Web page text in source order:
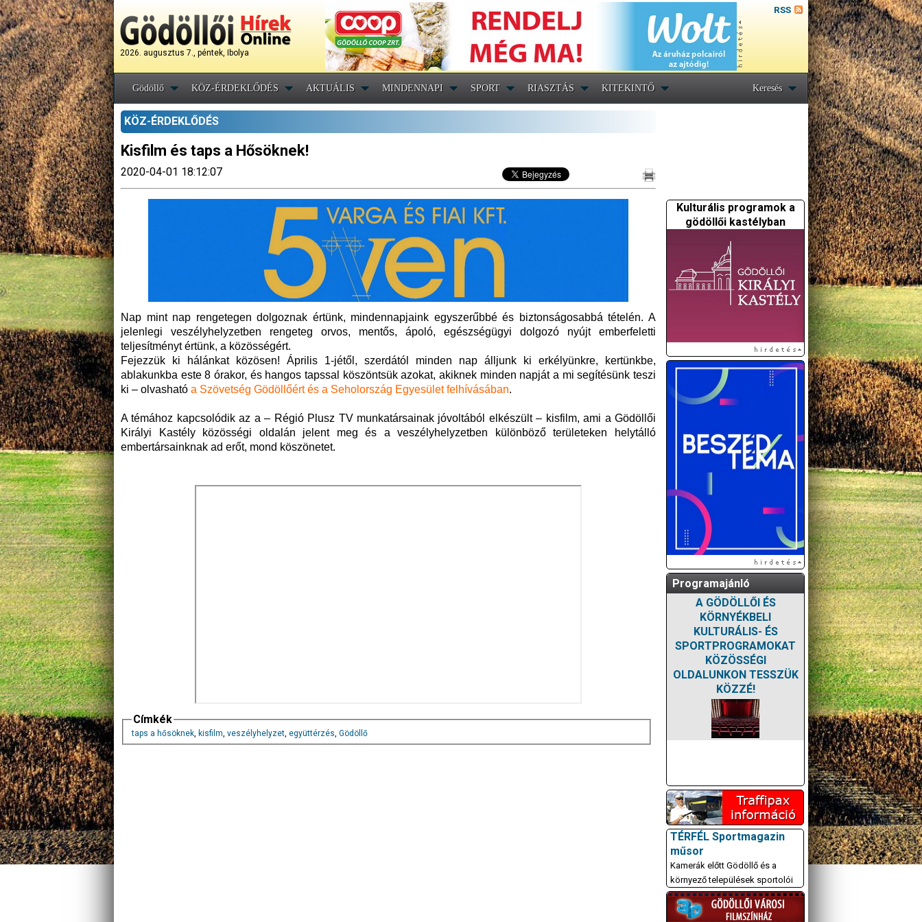
2026. augusztus 7., péntek, Ibolya
RSS
Gödöllő KÖZ-ÉRDEKLŐDÉS AKTUÁLIS MINDENNAPI SPORT RIASZTÁS KITEKINTŐ Keresés
KÖZ-ÉRDEKLŐDÉS
Kisfilm és taps a Hősöknek!
2020-04-01 18:12:07
Nap mint nap rengetegen dolgoznak értünk, mindennapjaink egyszerűbbé és biztonságosabbá tételén. A
jelenlegi veszélyhelyzetben rengeteg orvos, mentős, ápoló, egészségügyi dolgozó nyújt emberfeletti
teljesítményt értünk, a közösségért.
Fejezzük ki hálánkat közösen! Április 1-jétől, szerdától minden nap álljunk ki erkélyünkre, kertünkbe,
ablakunkba este 8 órakor, és hangos tapssal köszöntsük azokat, akiknek minden napját a mi segítésünk teszi
ki – olvasható a Szövetség Gödöllőért és a Seholország Egyesület felhívásában.
A témához kapcsolódik az a – Régió Plusz TV munkatársainak jóvoltából elkészült – kisfilm, ami a Gödöllői
Királyi Kastély közösségi oldalán jelent meg és a veszélyhelyzetben különböző területeken helytálló
embertársainknak ad erőt, mond köszönetet.
Címkék
taps a hősöknek, kisfilm, veszélyhelyzet, együttérzés, Gödöllő
Kulturális programok a
gödöllői kastélyban
Programajánló
A GÖDÖLLŐI ÉS
KÖRNYÉKBELI
KULTURÁLIS- ÉS
SPORTPROGRAMOKAT
KÖZÖSSÉGI
OLDALUNKON TESSZÜK
KÖZZÉ!
TÉRFÉL Sportmagazin
műsor
Kamerák előtt Gödöllő és a
környező települések sportolói